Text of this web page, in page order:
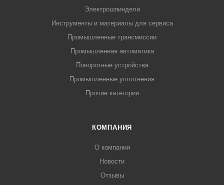
Электрошпиндели
Инструменты и материалы для сервиса
Промышленные трансмиссии
Промышленная автоматика
Поворотные устройства
Промышленные уплотнения
Прочие категории
КОМПАНИЯ
О компании
Новости
Отзывы